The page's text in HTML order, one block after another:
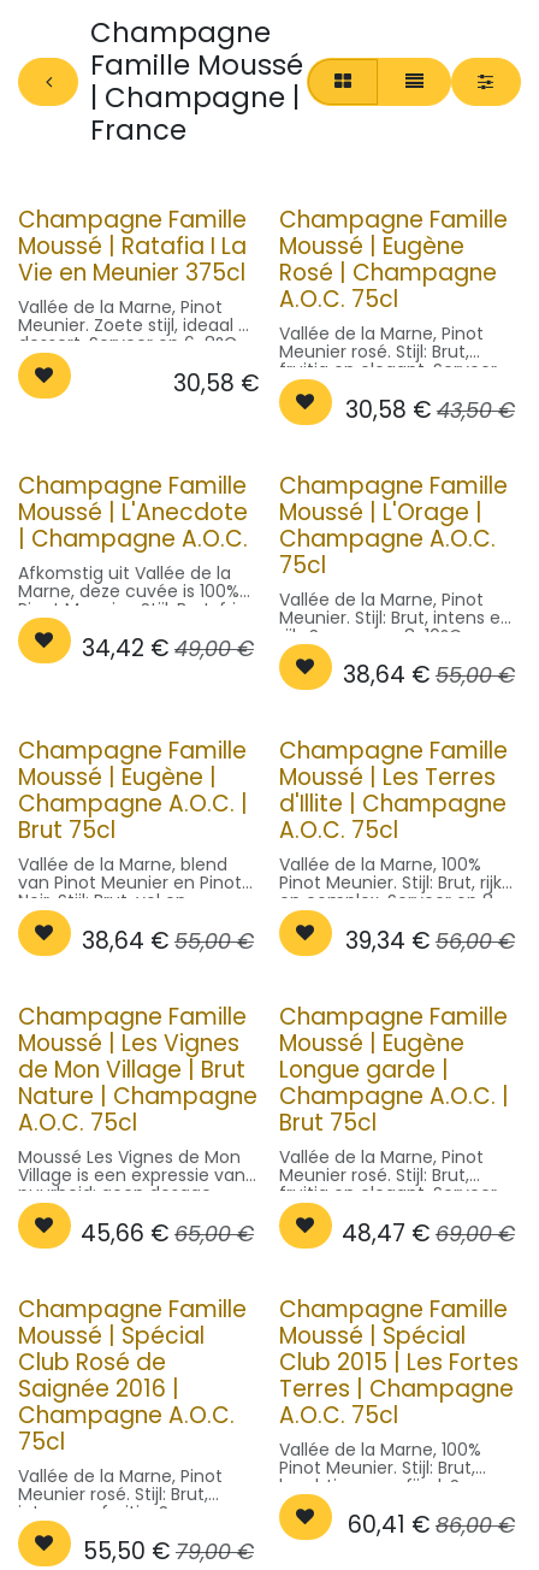
Champagne
Famille Moussé
| Champagne |
France
Champagne Famille
Moussé | Ratafia I La
Vie en Meunier 375cl
Vallée de la Marne, Pinot
Meunier. Zoete stijl, ideaal bij
dessert. Serveer op 6-8°C.
30,58 €
Champagne Famille
Moussé | Eugène
Rosé | Champagne
A.O.C. 75cl
Vallée de la Marne, Pinot
Meunier rosé. Stijl: Brut,
fruitig en elegant. Serveer
op 8-10°C.
30,58 € 43,50€
Champagne Famille
Moussé | L'Anecdote
| Champagne A.O.C.
Afkomstig uit Vallée de la
Marne, deze cuvée is 100%
Pinot Meunier. Stijl: Brut, fris
en fruitig. Serveer op 8-10°C
in een flute voor een
verfijnde ervaring.
34,42 € 49,00€
Champagne Famille
Moussé | L'Orage |
Champagne A.O.C.
75cl
Vallée de la Marne, Pinot
Meunier. Stijl: Brut, intens en
rijk. Serveer op 8-10°C.
38,64 € 55,00€
Champagne Famille
Moussé | Eugène |
Champagne A.O.C. |
Brut 75cl
Vallée de la Marne, blend
van Pinot Meunier en Pinot
Noir. Stijl: Brut, vol en
elegant. Serveer op 8-10°C
in een tulpglas.
38,64 € 55,00€
Champagne Famille
Moussé | Les Terres
d'Illite | Champagne
A.O.C. 75cl
Vallée de la Marne, 100%
Pinot Meunier. Stijl: Brut, rijk
en complex. Serveer op 8-
10°C.
39,34 € 56,00€
Champagne Famille
Moussé | Les Vignes
de Mon Village | Brut
Nature | Champagne
A.O.C. 75cl
Moussé Les Vignes de Mon
Village is een expressie van
puurheid: geen dosage,
enkel terroir. Perfect voor
liefhebbers van droge
Champagne. Serveer op
45,66 € 65,00€
Champagne Famille
Moussé | Eugène
Longue garde |
Champagne A.O.C. |
Brut 75cl
Vallée de la Marne, Pinot
Meunier rosé. Stijl: Brut,
fruitig en elegant. Serveer
op 8-10°C.
48,47 € 69,00€
Champagne Famille
Moussé | Spécial
Club Rosé de
Saignée 2016 |
Champagne A.O.C.
75cl
Vallée de la Marne, Pinot
Meunier rosé. Stijl: Brut,
intens en fruitig. Serveer op
8-10°C.
55,50 € 79,00€
Champagne Famille
Moussé | Spécial
Club 2015 | Les Fortes
Terres | Champagne
A.O.C. 75cl
Vallée de la Marne, 100%
Pinot Meunier. Stijl: Brut,
krachtig en verfijnd. Serveer
op 8-10°C.
60,41 € 86,00€